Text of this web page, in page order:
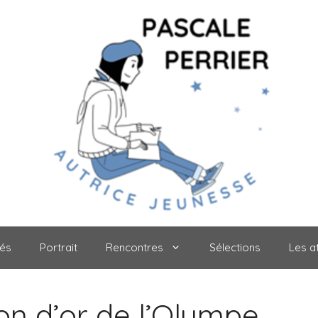
Portrait Rencontres Sélections Les